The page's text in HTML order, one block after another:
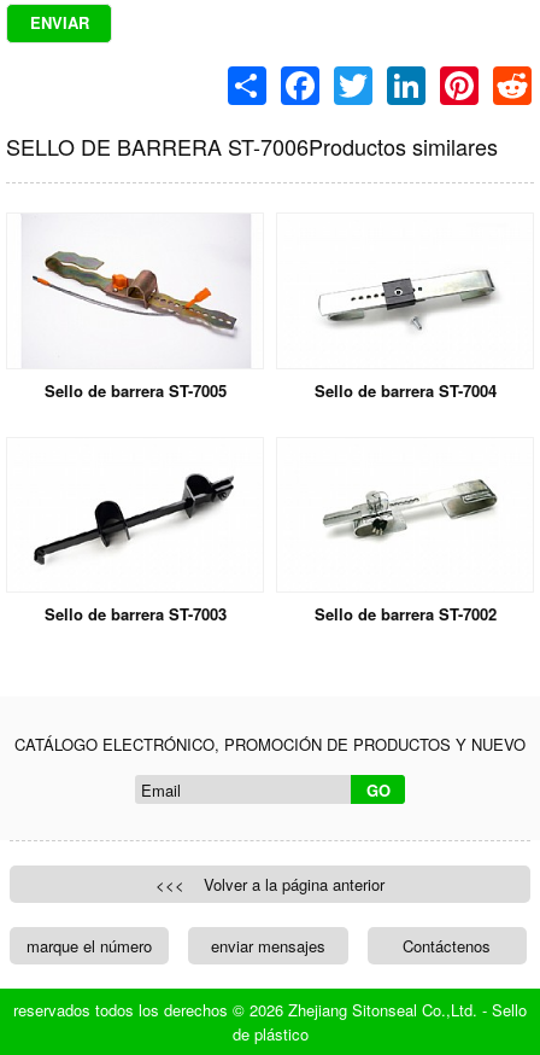
Share FacebookTwitter LinkedIn Pinterest
SELLO DE BARRERA ST-7006Productos similares
Sello de barrera ST-7005 Sello de barrera ST-7004
Sello de barrera ST-7003 Sello de barrera ST-7002
CATÁLOGO ELECTRÓNICO, PROMOCIÓN DE PRODUCTOS Y NUEVO
<<< Volver a la página anterior
marque el número enviar mensajes Contáctenos
reservados todos los derechos © 2026 Zhejiang Sitonseal Co.,Ltd. - Sello
de plástico